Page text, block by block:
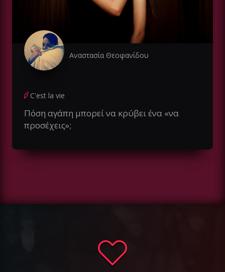
Αναστασία Θεοφανίδου
C'est la vie
Πόση αγάπη μπορεί να κρύβει ένα «να
προσέχεις»;